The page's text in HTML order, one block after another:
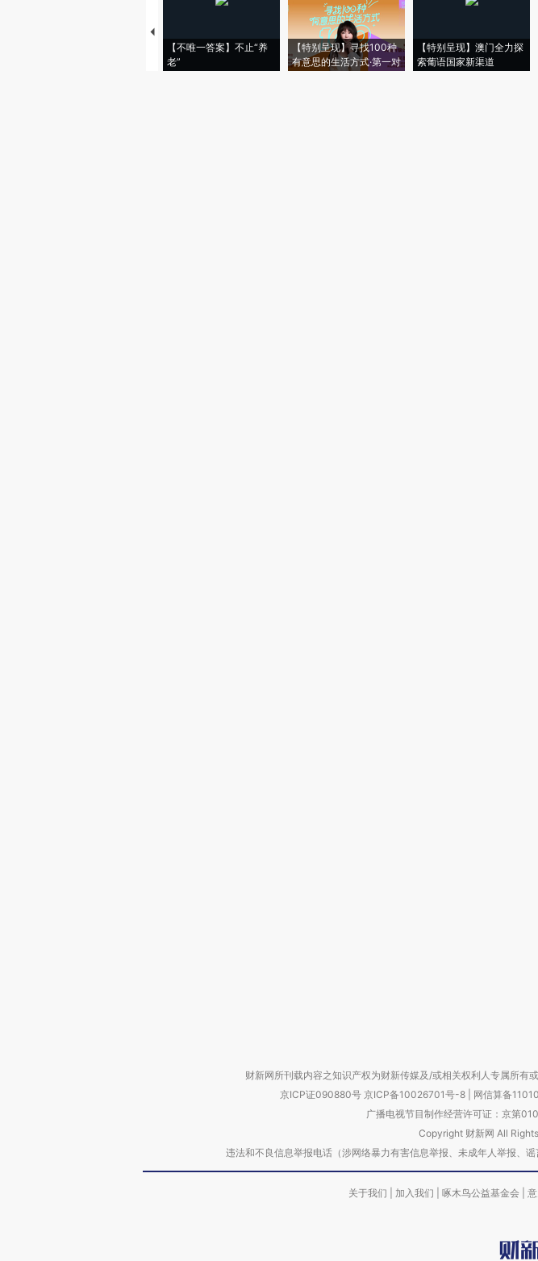
【不唯一答案】不止“养
老”
【特别呈现】寻找100种
有意思的生活方式·第一对
【特别呈现】澳门全力探
索葡语国家新渠道
财新网所刊载内容之知识产权为财新传媒及/或相关权利人专属所有
京ICP证090880号 京ICP备10026701号-8 网信算备
广播电视节目制作经营许可证：京第
Copyright 财新网 All
违法和不良信息举报电话（涉网络暴力有害信息举报、未成年人举报
关于我们 加入我们 啄木鸟公益基金会